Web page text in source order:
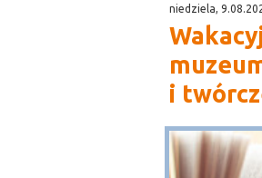
niedziela,
i